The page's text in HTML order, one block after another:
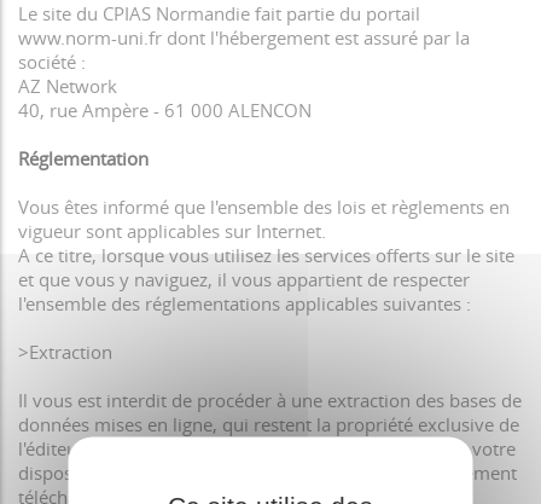
Le site du CPIAS Normandie fait partie du portail
www.norm-uni.fr dont l'hébergement est assuré par la
société :
AZ Network
40, rue Ampère - 61 000 ALENCON
Réglementation
Vous êtes informé que l'ensemble des lois et règlements en
vigueur sont applicables sur Internet.
A ce titre, lorsque vous utilisez les services offerts sur le site
et que vous y naviguez, il vous appartient de respecter
l'ensemble des réglementations applicables suivantes :
>Extraction
Il vous est interdit de procéder à une extraction des bases de
données mises en ligne, qui restent la propriété exclusive de
l'éditeur, et notamment des données d'activité mises à votre
disposition, à l'exception des logiciels qui sont explicitement
téléchargeables sur le site,